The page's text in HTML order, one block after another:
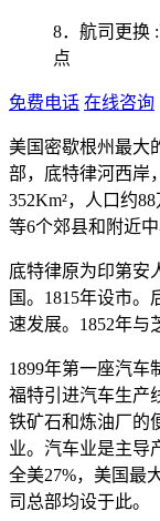
8．航司更换
点
免费电话 在线咨询
美国密歇根州最大
部，底特律河西岸
352Km²，人口约
等6个郊县和附近中
底特律原为印第安
国。1815年设市
速发展。1852年与
1899年第一座汽车
福特引进汽车生产
铁矿石和炼油厂的
业。汽车业是主导
全美27%，美国最
司总部均设于此。